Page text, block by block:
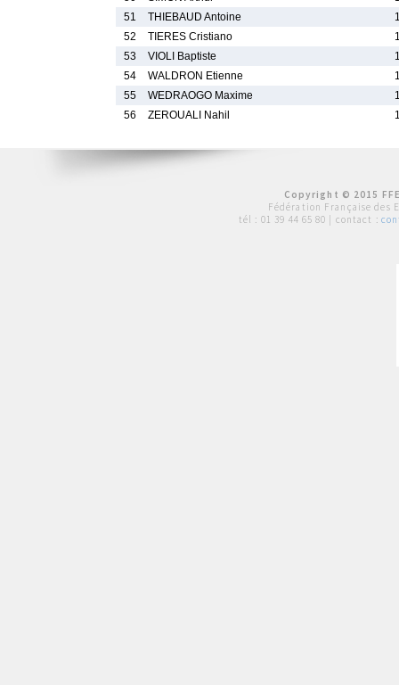
51
THIEBAUD Antoine
52
TIERES Cristiano
53
VIOLI Baptiste
54
WALDRON Etienne
55
WEDRAOGO Maxime
56
ZEROUALI Nahil
Copyright © 2015
Fédération Française des
tél : 01 39 44 65 80 | contact :